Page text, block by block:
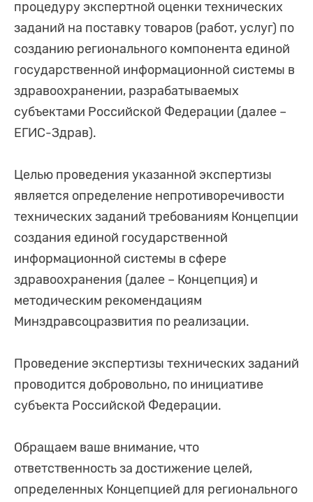
процедуру экспертной оценки технических
заданий на поставку товаров (работ, услуг) по
созданию регионального компонента единой
государственной информационной системы в
здравоохранении, разрабатываемых
субъектами Российской Федерации (далее –
ЕГИС-Здрав).
Целью проведения указанной экспертизы
является определение непротиворечивости
технических заданий требованиям Концепции
создания единой государственной
информационной системы в сфере
здравоохранения (далее – Концепция) и
методическим рекомендациям
Минздравсоцразвития по реализации.
Проведение экспертизы технических заданий
проводится добровольно, по инициативе
субъекта Российской Федерации.
Обращаем ваше внимание, что
ответственность за достижение целей,
определенных Концепцией для регионального